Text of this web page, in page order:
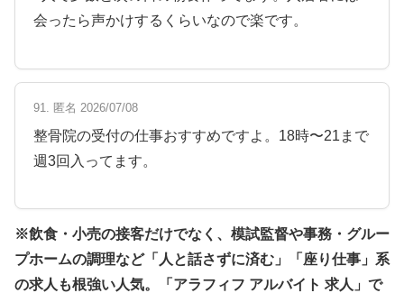
会ったら声かけするくらいなので楽です。
91. 匿名 2026/07/08
整骨院の受付の仕事おすすめですよ。18時〜21まで
週3回入ってます。
※飲食・小売の接客だけでなく、模試監督や事務・グルー
プホームの調理など「人と話さずに済む」「座り仕事」系
の求人も根強い人気。「アラフィフ アルバイト 求人」で